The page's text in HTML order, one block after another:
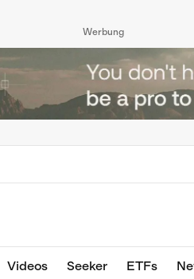
Werbung
Videos Seeker ETFs